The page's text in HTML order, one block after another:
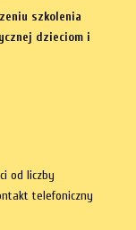
szkolenia
dzieciom i
od liczby
telefoniczny